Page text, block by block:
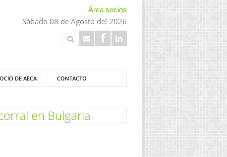
Área socios
Sábado 08 de Agosto del 2026
DE AECA CONTACTO
en Bulgaria